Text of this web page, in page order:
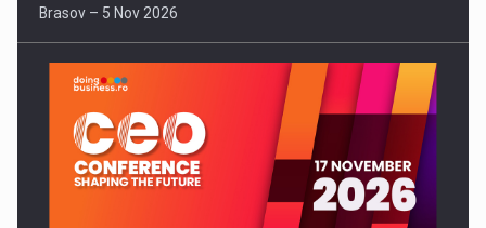
Brasov – 5 Nov 2026